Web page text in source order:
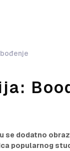
se dodatno
popularnog